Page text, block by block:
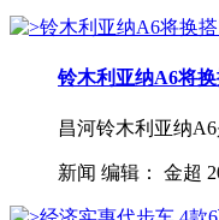
铃木利亚纳A6将
昌河铃木利亚纳
新闻 编辑： 金超